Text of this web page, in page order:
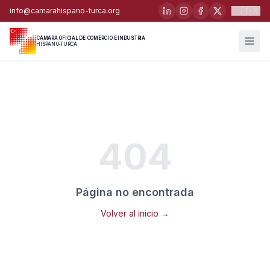
info@camarahispano-turca.org
CÁMARA OFICIAL DE COMERCIO E INDUSTRIA
HISPANO-TURCA
404
Página no encontrada
Volver al inicio →